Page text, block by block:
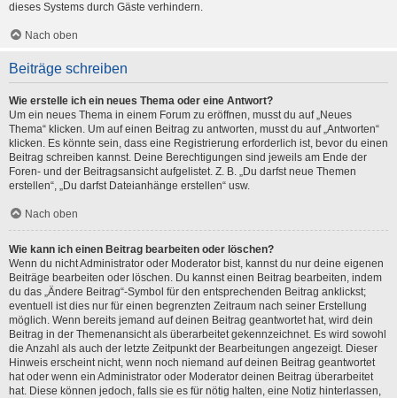
dieses Systems durch Gäste verhindern.
Nach oben
Beiträge schreiben
Wie erstelle ich ein neues Thema oder eine Antwort?
Um ein neues Thema in einem Forum zu eröffnen, musst du auf „Neues
Thema“ klicken. Um auf einen Beitrag zu antworten, musst du auf „Antworten“
klicken. Es könnte sein, dass eine Registrierung erforderlich ist, bevor du einen
Beitrag schreiben kannst. Deine Berechtigungen sind jeweils am Ende der
Foren- und der Beitragsansicht aufgelistet. Z. B. „Du darfst neue Themen
erstellen“, „Du darfst Dateianhänge erstellen“ usw.
Nach oben
Wie kann ich einen Beitrag bearbeiten oder löschen?
Wenn du nicht Administrator oder Moderator bist, kannst du nur deine eigenen
Beiträge bearbeiten oder löschen. Du kannst einen Beitrag bearbeiten, indem
du das „Ändere Beitrag“-Symbol für den entsprechenden Beitrag anklickst;
eventuell ist dies nur für einen begrenzten Zeitraum nach seiner Erstellung
möglich. Wenn bereits jemand auf deinen Beitrag geantwortet hat, wird dein
Beitrag in der Themenansicht als überarbeitet gekennzeichnet. Es wird sowohl
die Anzahl als auch der letzte Zeitpunkt der Bearbeitungen angezeigt. Dieser
Hinweis erscheint nicht, wenn noch niemand auf deinen Beitrag geantwortet
hat oder wenn ein Administrator oder Moderator deinen Beitrag überarbeitet
hat. Diese können jedoch, falls sie es für nötig halten, eine Notiz hinterlassen,